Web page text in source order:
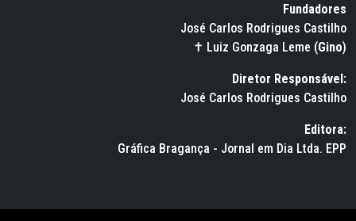
Fundadores
José Carlos Rodrigues Castilho
✝ Luiz Gonzaga Leme (Gino)
Diretor Responsável:
José Carlos Rodrigues Castilho
Editora:
Gráfica Bragança - Jornal em Dia Ltda. EPP